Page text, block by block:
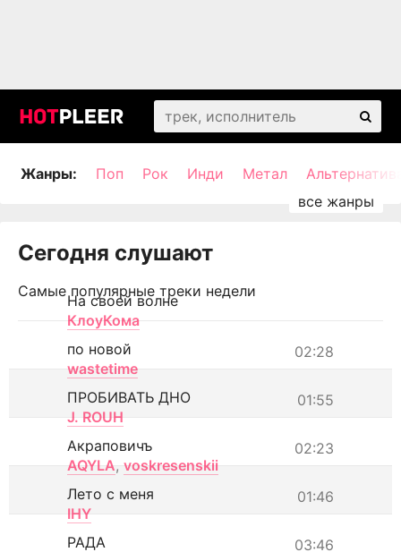
Жанры: Поп Рок Инди Метал
Сегодня слушают
Самые популярные треки недели
На своей волне
КлоуКома
02:28
по новой
wastetime
01:55
ПРОБИВАТЬ ДНО
J. ROUH
02:23
Акраповичъ
AQYLA, voskresenskii
01:46
Лето с меня
IHY
03:46
РАДА